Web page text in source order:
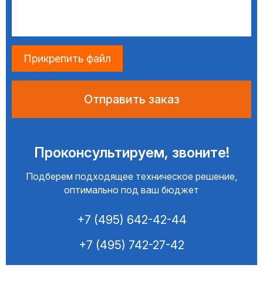
Прикрепить файл
Проконсультируем, звоните!
Подберем подходящее техническое решение,
оптимально под ваш бюджет
+7 (495) 642-42-44
+7 (495) 742-27-42